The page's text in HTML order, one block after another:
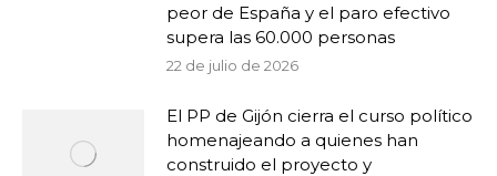
peor de España y el paro efectivo
supera las 60.000 personas
22 de julio de 2026
El PP de Gijón cierra el curso político
homenajeando a quienes han
construido el proyecto y